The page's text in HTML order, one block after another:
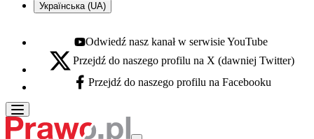
Українська (UA)
Youtube - otwiera się w nowej karcie
Odwiedź nasz kanał w serwisie YouTube
X - otwiera się w nowej karcie
Przejdź do naszego profilu na X (dawniej Twitter)
Facebook - otwiera się w nowej karcie
Przejdź do naszego profilu na Facebooku